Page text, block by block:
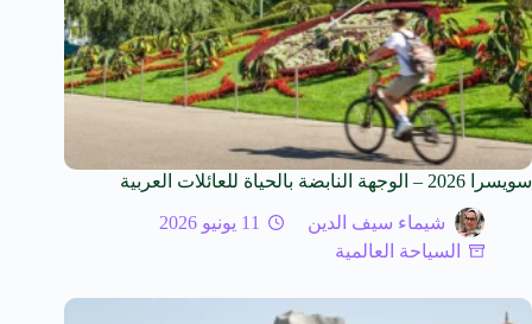
سويسرا 2026 – الوجهة النابضة بالحياة للعائلات العربية
شيماء سيف الدين
11 يونيو 2026
السياحة العالمية